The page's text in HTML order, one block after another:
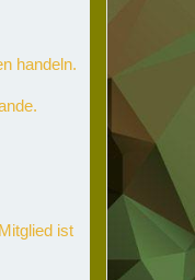
handeln.
ist